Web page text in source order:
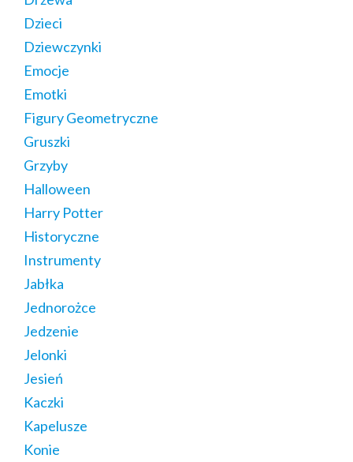
Dzieci
Dziewczynki
Emocje
Emotki
Figury Geometryczne
Gruszki
Grzyby
Halloween
Harry Potter
Historyczne
Instrumenty
Jabłka
Jednorożce
Jedzenie
Jelonki
Jesień
Kaczki
Kapelusze
Konie